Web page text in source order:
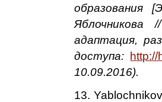
образования
Яблочникова
адаптация,
доступа: http://
10.09.2016).
13.